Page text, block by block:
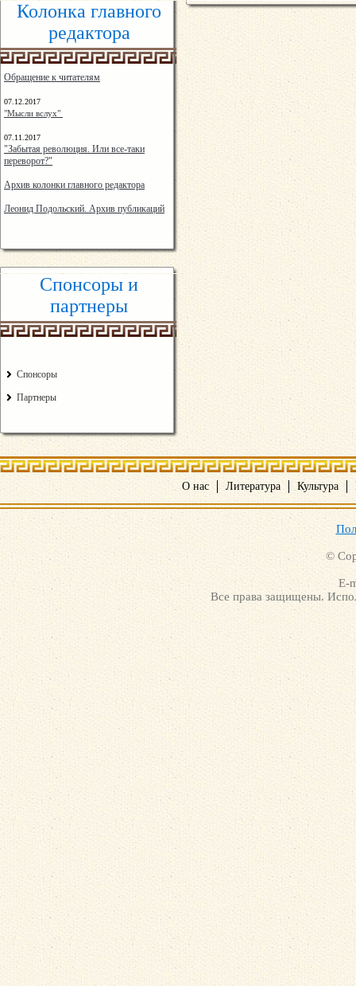
Колонка главного
редактора
Обращение к читателям
07.12.2017
"Мысли вслух"
07.11.2017
"Забытая революция. Или все-таки
переворот?"
Архив колонки главного редактора
Леонид Подольский. Архив публикаций
Спонсоры и
партнеры
Спонсоры
Партнеры
О нас Литература Культура
©
E-
Все права защищены.